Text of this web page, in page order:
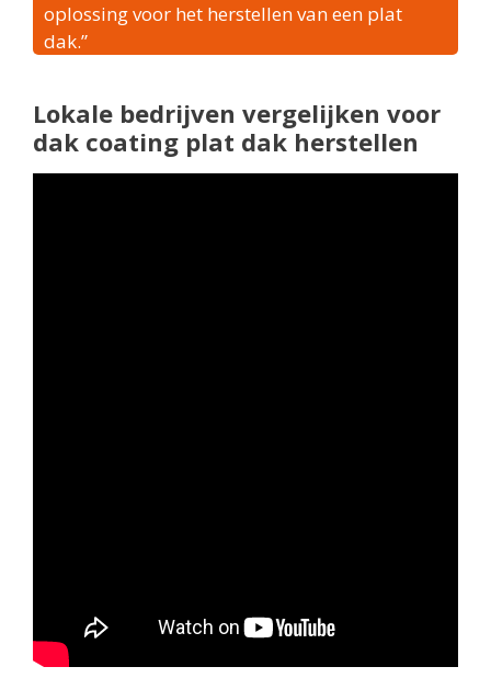
oplossing voor het herstellen van een plat
dak.”
Lokale bedrijven vergelijken voor
dak coating plat dak herstellen